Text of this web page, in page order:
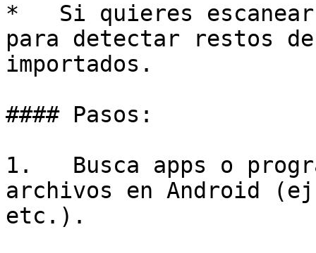
*   Si quieres
para detectar restos
importados.
#### Pasos:
1.   Busca apps o
archivos en Android
etc.).